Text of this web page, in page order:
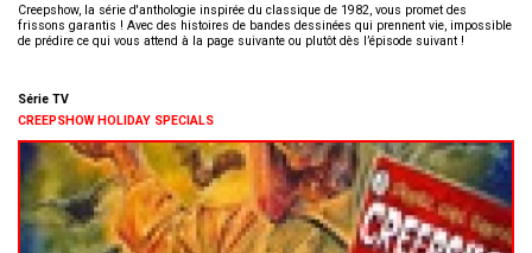
Creepshow, la série d'anthologie inspirée du classique de 1982, vous promet des
frissons garantis ! Avec des histoires de bandes dessinées qui prennent vie, impossible
de prédire ce qui vous attend à la page suivante ou plutôt dès l’épisode suivant !
Série TV
CREEPSHOW HOLIDAY SPECIALS